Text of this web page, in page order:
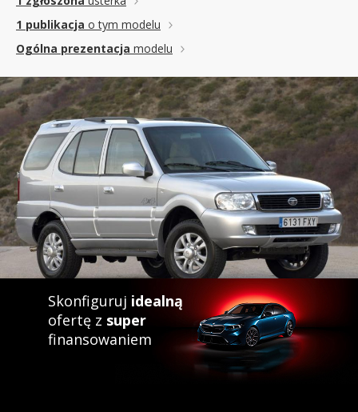
1 publikacja o tym modelu
Ogólna prezentacja modelu
Skonfiguruj idealną
ofertę z super
finansowaniem